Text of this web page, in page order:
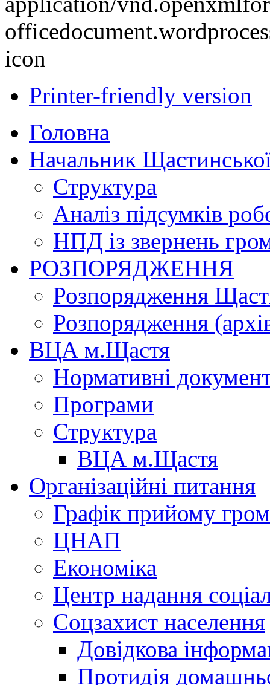
Printer-friendly version
Головна
Начальник
Структура
Аналіз підсумків
НПД із звернень
РОЗПОРЯДЖЕННЯ
Розпорядження
Розпорядження
ВЦА м.Щастя
Нормативні
Програми
Структура
ВЦА м.Щастя
Організаційні питання
Графік прийому
ЦНАП
Економіка
Центр надання
Соцзахист населення
Довідкова
Протидія